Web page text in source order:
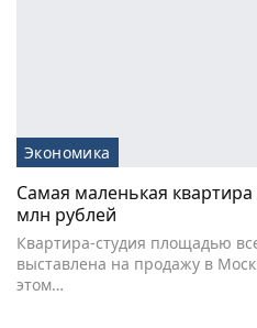
Экономика
Самая маленькая
млн рублей
Квартира-студия площадью
выставлена на продажу в
этом…